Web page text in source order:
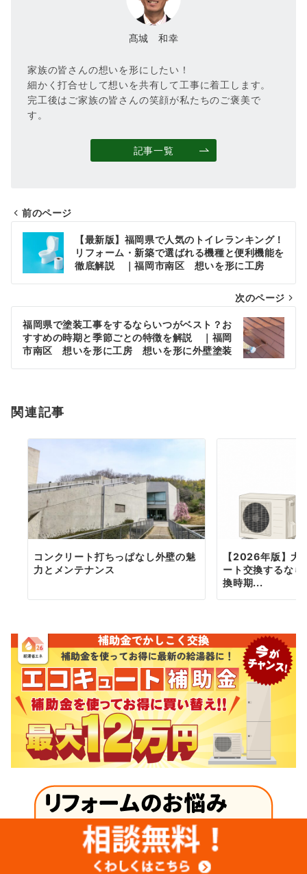
髙城 和幸
家族の皆さんの想いを形にしたい！
細かく打合せして想いを共有して工事に着工します。
完工後はご家族の皆さんの笑顔が私たちのご褒美で
す。
記事一覧
投
ナ
ビ
ゲ
ー
シ
ン
前のページ
【最新版】福岡県で人気のトイレランキング！
リフォーム・新築で選ばれる機種と便利機能を
徹底解説 ｜福岡市南区 想いを形に工房
次のページ
福岡県で塗装工事をするならいつがベスト？お
すすめの時期と季節ごとの特徴を解説 ｜福岡
市南区 想いを形に工房 想いを形に外壁塗装
関連記事
コンクリート打ちっぱなし外壁の魅
力とメンテナンス
【2026年版】大
ート交換するな
換時期...